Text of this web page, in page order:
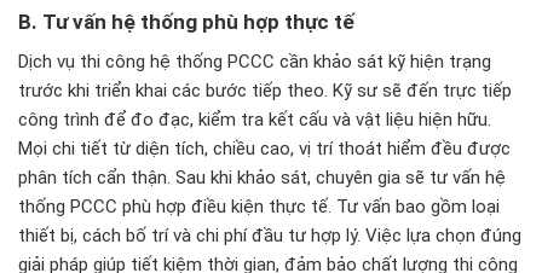
B. Tư vấn hệ thống phù hợp thực tế
Dịch vụ thi công hệ thống PCCC cần khảo sát kỹ hiện trạng
trước khi triển khai các bước tiếp theo. Kỹ sư sẽ đến trực tiếp
công trình để đo đạc, kiểm tra kết cấu và vật liệu hiện hữu.
Mọi chi tiết từ diện tích, chiều cao, vị trí thoát hiểm đều được
phân tích cẩn thận. Sau khi khảo sát, chuyên gia sẽ tư vấn hệ
thống PCCC phù hợp điều kiện thực tế. Tư vấn bao gồm loại
thiết bị, cách bố trí và chi phí đầu tư hợp lý. Việc lựa chọn đúng
giải pháp giúp tiết kiệm thời gian, đảm bảo chất lượng thi công